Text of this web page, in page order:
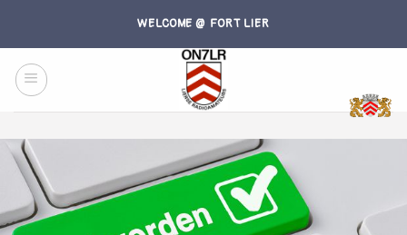
content
WELCOME @ FORT LIER